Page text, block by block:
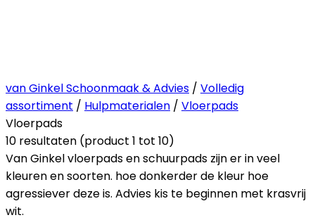
van Ginkel Schoonmaak & Advies / Volledig
assortiment / Hulpmaterialen / Vloerpads
Vloerpads
10 resultaten (product 1 tot 10)
Van Ginkel vloerpads en schuurpads zijn er in veel
kleuren en soorten. hoe donkerder de kleur hoe
agressiever deze is. Advies kis te beginnen met krasvrij
wit.